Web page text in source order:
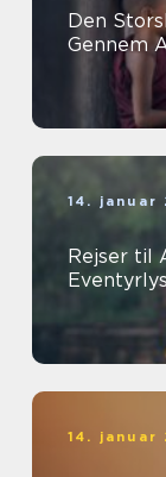
Den
Gennem
14. januar
Rejser til
14. januar